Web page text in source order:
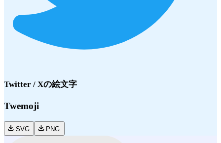
Twitter / Xの絵文字
Twemoji
SVG PNG